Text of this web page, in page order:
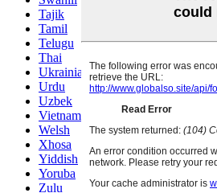
Tajik
Tamil
Telugu
Thai
Ukrainian
Urdu
Uzbek
Vietnamese
Welsh
Xhosa
Yiddish
Yoruba
Zulu